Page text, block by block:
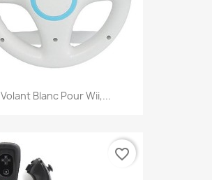
Volant Blanc Pour Wii,...
favorite_border